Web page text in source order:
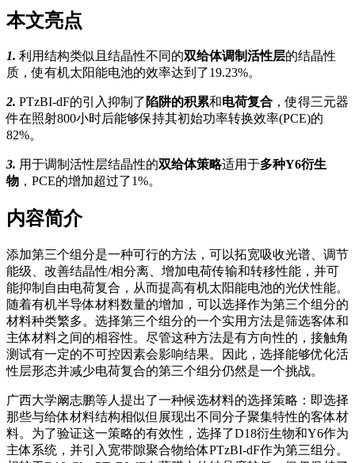
本文亮点
1. 利用结构类似且结晶性不同的双给体调制活性层的结晶性
质，使有机太阳能电池的效率达到了19.23%。
2. PTzBI-dF的引入抑制了 陷阱的积累和电荷复合 ，使得三元器
件在照射800小时后能够保持其初始功率转换效率(PCE)的
82%。
3. 用于调制活性层结晶性的双给体策略适用于多种Y6衍生
物 ，PCE的增加超过了1%。
内容简介
添加第三个组分是一种可行的方法，可以拓宽吸收光谱、调节
能级、改善结晶性/相分离、增加电荷传输和转移性能，并可
能抑制自由电荷复合，从而提高有机太阳能电池的光伏性能。
随着有机半导体材料数量的增加，可以选择作为第三个组分的
材料种类繁多。选择第三个组分的一个实用方法是筛选客体和
主体材料之间的相容性。尽管这种方法是有方向性的，接触角
测试有一定的不可控因素会影响结果。因此，选择能够优化活
性层形态并减少电荷复合的第三个组分仍然是一个挑战。
广西大学阚志鹏等人提出了一种候选材料的选择策略：即选择
那些与给体材料结构相似但展现出不同分子聚集特性的客体材
料。为了验证这一策略的有效性，选择了D18衍生物和Y6作为
主体系统，并引入宽带隙聚合物给体PTzBI-dF作为第三组分。